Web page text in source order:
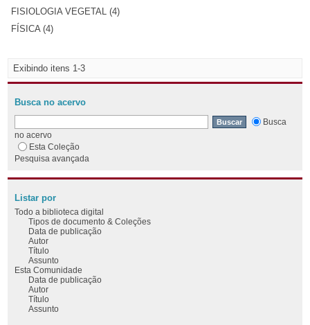
FISIOLOGIA VEGETAL (4)
FÍSICA (4)
Exibindo itens 1-3
Busca no acervo
Busca
no acervo
Esta Coleção
Pesquisa avançada
Listar por
Todo a biblioteca digital
Tipos de documento & Coleções
Data de publicação
Autor
Título
Assunto
Esta Comunidade
Data de publicação
Autor
Título
Assunto